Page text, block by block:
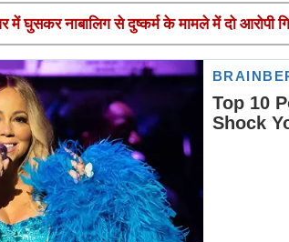
में घुसकर नाबालिग से दुष्कर्म के मामले में दो आरोपी